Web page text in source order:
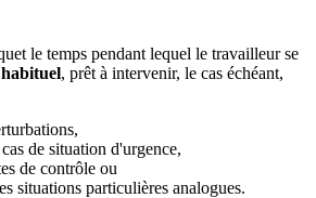
le temps pendant lequel le travailleur se
, prêt à intervenir, le cas échéant,
de situation d'urgence,
de contrôle ou
situations particulières analogues.